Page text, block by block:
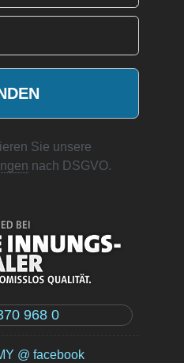
Sie unsere
nach DSGVO.
968 0
@ facebook